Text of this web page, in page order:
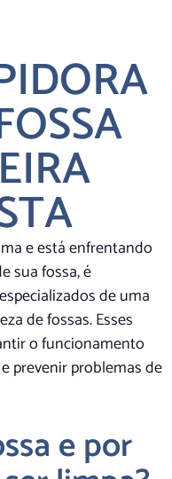
e está enfrentando
sua fossa, é
de uma
de fossas. Esses
o funcionamento
prevenir problemas de
e por